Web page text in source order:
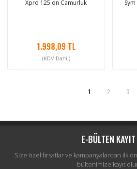
Xpro 125 ön Camurluk
1.998,09 TL
(KDV Dahil)
1 2 3
E-BÜLTEN KAYIT
Size özel fırsatlar ve kampanyalardan ilk
bültenimize kayıt